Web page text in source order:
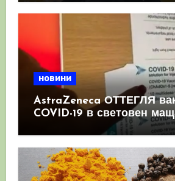
новини
AstraZeneca ОТТЕГЛЯ
COVID-19 в световен
като призна, че те